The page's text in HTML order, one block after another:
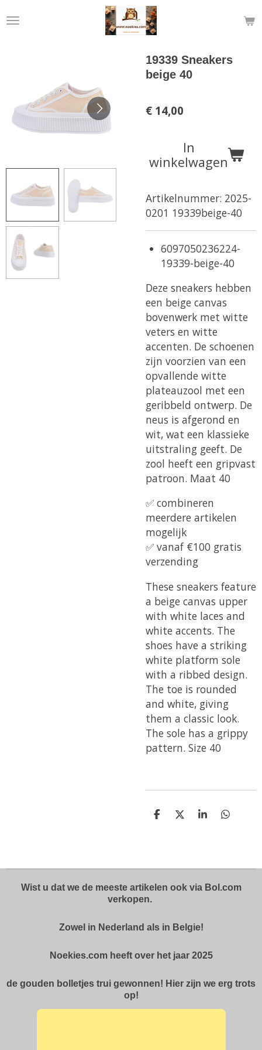
direct
19339 Sneakers
beige 40
€ 14,00
In
winkelwagen
Artikelnummer: 2025-
0201 19339beige-40
6097050236224-
19339-beige-40
Deze sneakers hebben
een beige canvas
bovenwerk met witte
veters en witte
accenten. De schoenen
zijn voorzien van een
opvallende witte
plateauzool met een
geribbeld ontwerp. De
neus is afgerond en
wit, wat een klassieke
uitstraling geeft. De
zool heeft een gripvast
patroon. Maat 40
✅ combineren
meerdere artikelen
mogelijk
✅ vanaf €100 gratis
verzending
These sneakers feature
a beige canvas upper
with white laces and
white accents. The
shoes have a striking
white platform sole
with a ribbed design.
The toe is rounded
and white, giving
them a classic look.
The sole has a grippy
pattern. Size 40
D
D
S
D
Wist u dat we de meeste artikelen ook via Bol.com
verkopen.
Zowel in Nederland als in Belgie!
Noekies.com heeft over het jaar 2025
de gouden bolletjes trui gewonnen! Hier zijn we erg trots
op!